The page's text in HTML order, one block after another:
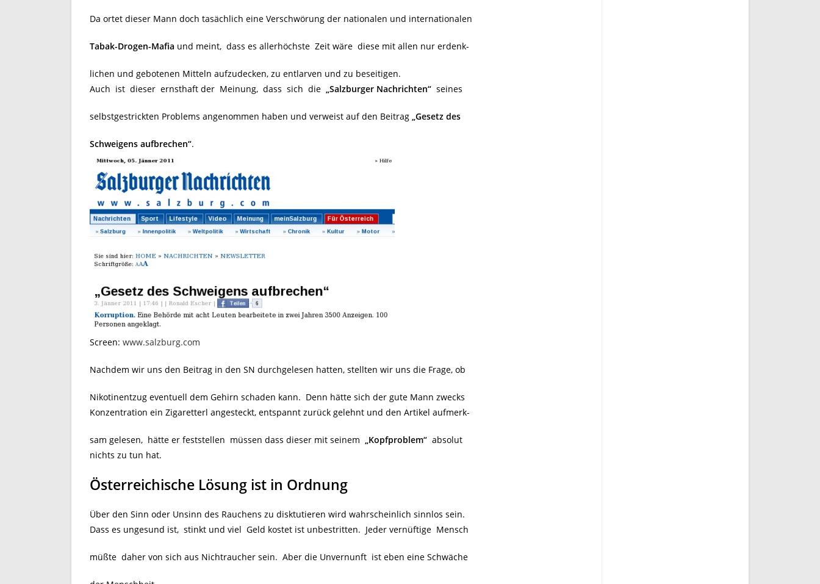
Da ortet dieser Mann doch tasächlich eine Verschwörung der nationalen und internationalen
Tabak-Drogen-Mafia und meint, dass es allerhöchste Zeit wäre diese mit allen nur erdenk-
lichen und gebotenen Mitteln aufzudecken, zu entlarven und zu beseitigen.
Auch ist dieser ernsthaft der Meinung, dass sich die „Salzburger Nachrichten“ seines
selbstgestrickten Problems angenommen haben und verweist auf den Beitrag „Gesetz des
Schweigens aufbrechen“.
Screen: www.salzburg.com
Nachdem wir uns den Beitrag in den SN durchgelesen hatten, stellten wir uns die Frage, ob
Nikotinentzug eventuell dem Gehirn schaden kann. Denn hätte sich der gute Mann zwecks
Konzentration ein Zigaretterl angesteckt, entspannt zurück gelehnt und den Artikel aufmerk-
sam gelesen, hätte er feststellen müssen dass dieser mit seinem „Kopfproblem“ absolut
nichts zu tun hat.
Österreichische Lösung ist in Ordnung
Über den Sinn oder Unsinn des Rauchens zu disktutieren wird wahrscheinlich sinnlos sein.
Dass es ungesund ist, stinkt und viel Geld kostet ist unbestritten. Jeder vernüftige Mensch
müßte daher von sich aus Nichtraucher sein. Aber die Unvernunft ist eben eine Schwäche